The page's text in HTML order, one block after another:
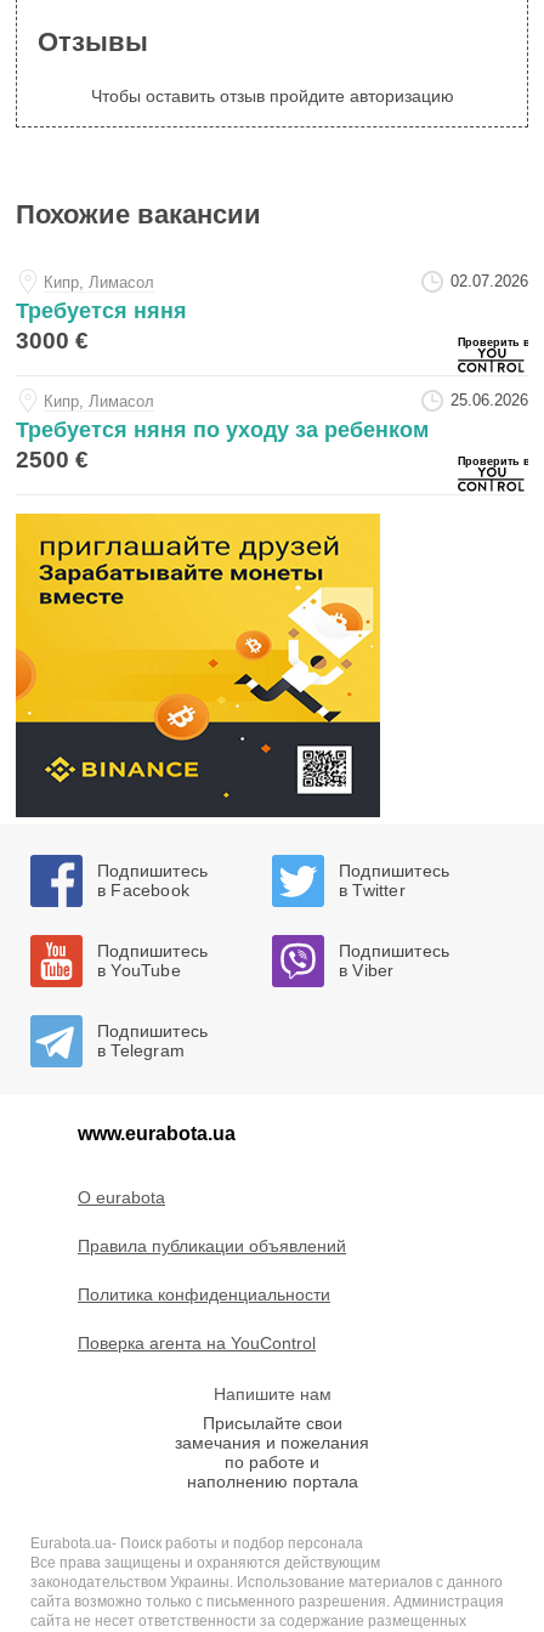
Отзывы
Чтобы оставить отзыв пройдите авторизацию
Похожие вакансии
Кипр, Лимасол 02.07.2026
Требуется няня
3000 €
Кипр, Лимасол 25.06.2026
Требуется няня по уходу за ребенком
2500 €
Подпишитесь
в Facebook
Подпишитесь
в Twitter
Подпишитесь
в YouTube
Подпишитесь
в Viber
Подпишитесь
в Telegram
www.eurabota.ua
O eurabota
Правила публикации объявлений
Политика конфиденциальности
Поверка агента на YouControl
Напишите нам
Присылайте свои
замечания и пожелания
по работе и
наполнению портала
Eurabota.ua- Поиск работы и подбор персонала
Все права защищены и охраняются действующим
законодательством Украины. Использование материалов с данного
сайта возможно только с письменного разрешения. Администрация
сайта не несет ответственности за содержание размещенных